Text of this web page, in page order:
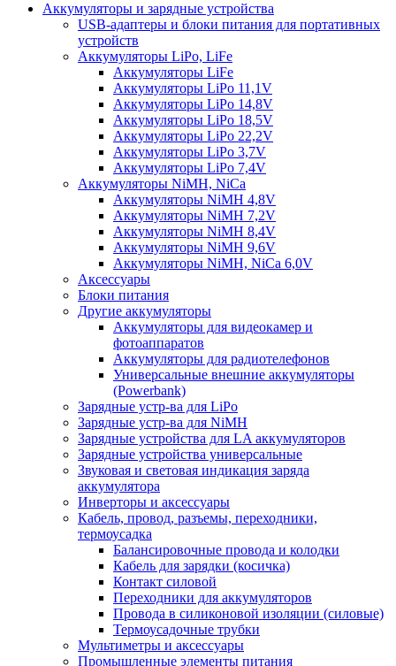
Аккумуляторы и зарядные устройства
USB-адаптеры и блоки питания для портативных
устройств
Аккумуляторы LiPo, LiFe
Аккумуляторы LiFe
Аккумуляторы LiPo 11,1V
Аккумуляторы LiPo 14,8V
Аккумуляторы LiPo 18,5V
Аккумуляторы LiPo 22,2V
Аккумуляторы LiPo 3,7V
Аккумуляторы LiPo 7,4V
Аккумуляторы NiMH, NiCa
Аккумуляторы NiMH 4,8V
Аккумуляторы NiMH 7,2V
Аккумуляторы NiMH 8,4V
Аккумуляторы NiMH 9,6V
Аккумуляторы NiMH, NiCa 6,0V
Аксессуары
Блоки питания
Другие аккумуляторы
Аккумуляторы для видеокамер и
фотоаппаратов
Аккумуляторы для радиотелефонов
Универсальные внешние аккумуляторы
(Powerbank)
Зарядные устр-ва для LiPo
Зарядные устр-ва для NiMH
Зарядные устройства для LA аккумуляторов
Зарядные устройства универсальные
Звуковая и световая индикация заряда
аккумулятора
Инверторы и аксессуары
Кабель, провод, разъемы, переходники,
термоусадка
Балансировочные провода и колодки
Кабель для зарядки (косичка)
Контакт силовой
Переходники для аккумуляторов
Провода в силиконовой изоляции (силовые)
Термоусадочные трубки
Мультиметры и аксессуары
Промышленные элементы питания